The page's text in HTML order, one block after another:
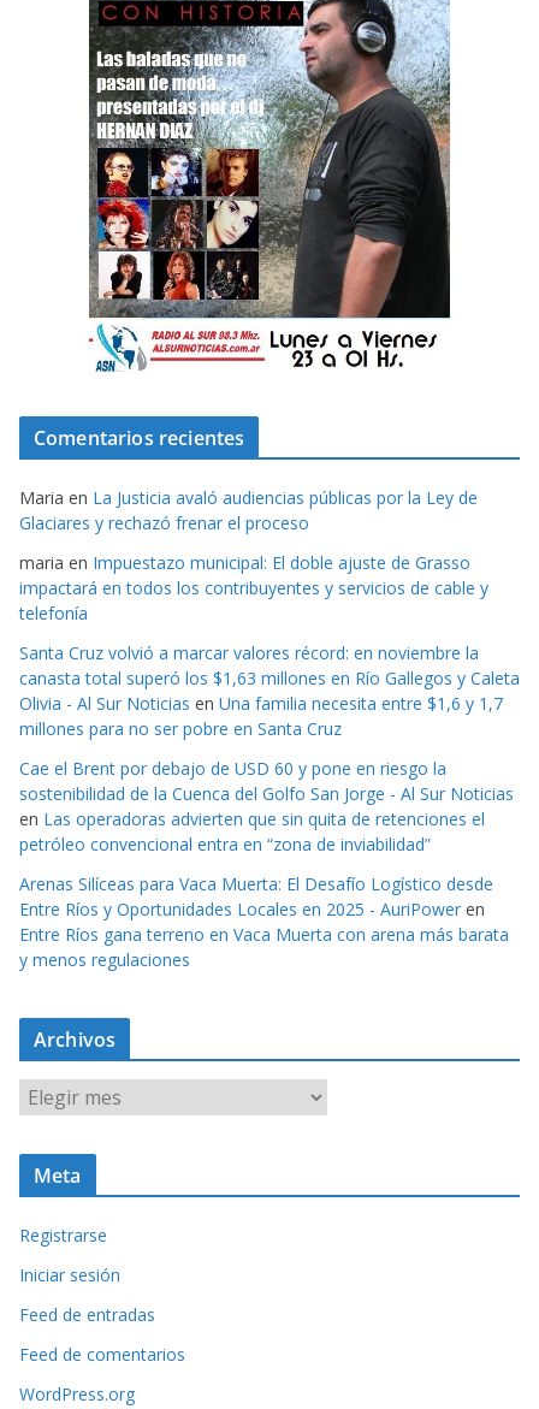
Comentarios recientes
Maria en La Justicia avaló audiencias públicas por la Ley de
Glaciares y rechazó frenar el proceso
maria en Impuestazo municipal: El doble ajuste de Grasso
impactará en todos los contribuyentes y servicios de cable y
telefonía
Santa Cruz volvió a marcar valores récord: en noviembre la
canasta total superó los $1,63 millones en Río Gallegos y Caleta
Olivia - Al Sur Noticias en Una familia necesita entre $1,6 y 1,7
millones para no ser pobre en Santa Cruz
Cae el Brent por debajo de USD 60 y pone en riesgo la
sostenibilidad de la Cuenca del Golfo San Jorge - Al Sur Noticias
en Las operadoras advierten que sin quita de retenciones el
petróleo convencional entra en “zona de inviabilidad”
Arenas Silíceas para Vaca Muerta: El Desafío Logístico desde
Entre Ríos y Oportunidades Locales en 2025 - AuriPower en
Entre Ríos gana terreno en Vaca Muerta con arena más barata
y menos regulaciones
Archivos
r
c
v
o
Meta
Registrarse
Iniciar sesión
Feed de entradas
Feed de comentarios
WordPress.org